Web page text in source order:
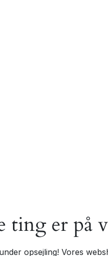
ting er på
opsejling! Vores